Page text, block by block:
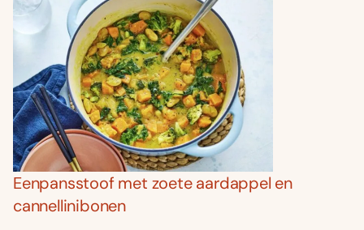
Eenpansstoof met zoete aardappel en
cannellinibonen